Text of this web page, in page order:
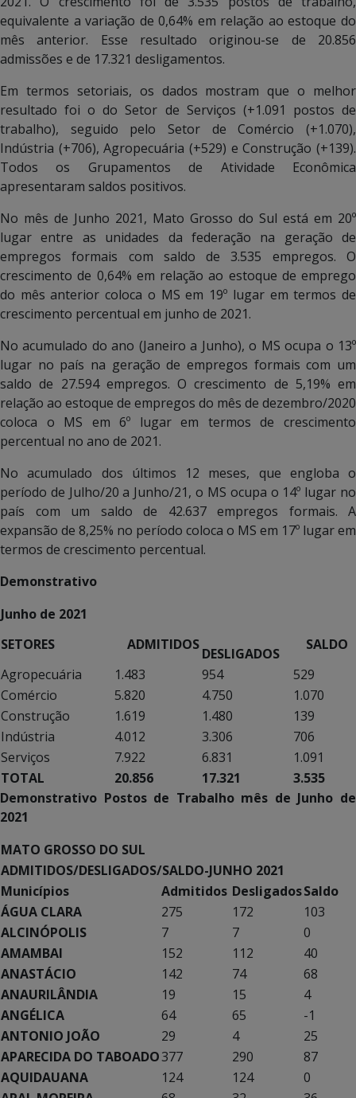
equivalente a variação de 0,64% em relação ao estoque do
mês anterior. Esse resultado originou-se de 20.856
admissões e de 17.321 desligamentos.
Em termos setoriais, os dados mostram que o melhor
resultado foi o do Setor de Serviços (+1.091 postos de
trabalho), seguido pelo Setor de Comércio (+1.070),
Indústria (+706), Agropecuária (+529) e Construção (+139).
Todos os Grupamentos de Atividade Econômica
apresentaram saldos positivos.
No mês de Junho 2021, Mato Grosso do Sul está em 20º
lugar entre as unidades da federação na geração de
empregos formais com saldo de 3.535 empregos. O
crescimento de 0,64% em relação ao estoque de emprego
do mês anterior coloca o MS em 19º lugar em termos de
crescimento percentual em junho de 2021.
No acumulado do ano (Janeiro a Junho), o MS ocupa o 13º
lugar no país na geração de empregos formais com um
saldo de 27.594 empregos. O crescimento de 5,19% em
relação ao estoque de empregos do mês de dezembro/2020
coloca o MS em 6º lugar em termos de crescimento
percentual no ano de 2021.
No acumulado dos últimos 12 meses, que engloba o
período de Julho/20 a Junho/21, o MS ocupa o 14º lugar no
país com um saldo de 42.637 empregos formais. A
expansão de 8,25% no período coloca o MS em 17º lugar em
termos de crescimento percentual.
Demonstrativo
Junho de 2021
SETORES
ADMITIDOS
DESLIGADOS
SALDO
Agropecuária
1.483 954
529
Comércio
5.820 4.750
1.070
Construção
1.619 1.480
139
Indústria
4.012 3.306
706
Serviços
7.922 6.831
1.091
TOTAL
20.856 17.321
3.535
Demonstrativo Postos de Trabalho mês de Junho de
2021
MATO GROSSO DO SUL
ADMITIDOS/DESLIGADOS/SALDO-JUNHO 2021
Municípios
Admitidos DesligadosSaldo
ÁGUA CLARA
275 172
103
ALCINÓPOLIS
7 7
0
AMAMBAI
152 112
40
ANASTÁCIO
142 74
68
ANAURILÂNDIA
19 15
4
ANGÉLICA
64 65
-1
ANTONIO JOÃO
29 4
25
APARECIDA DO TABOADO377 290
87
AQUIDAUANA
124 124
0